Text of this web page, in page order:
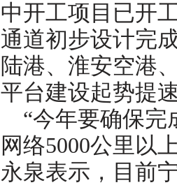
中开工项目已开
通道初步设计完
陆港、淮安空港
平台建设起势提
“今年要确保完
网络5000公里以
永泉表示，目前